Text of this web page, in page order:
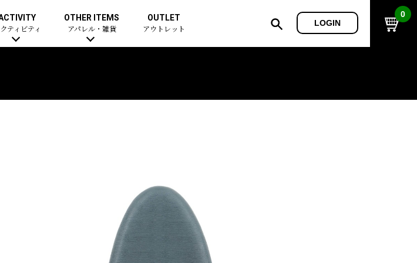
ティビティ
OTHER ITEMS
アパレル・雑貨
OUTLET
アウトレット
LOGIN
0